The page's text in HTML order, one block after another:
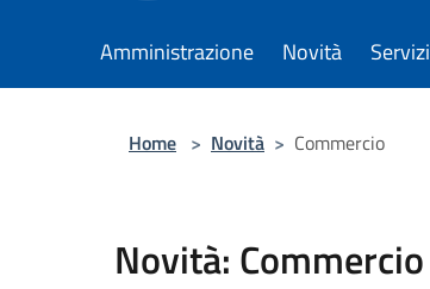
Amministrazione Novità Servizi
Home > Novità > Commercio
Novità: Commercio